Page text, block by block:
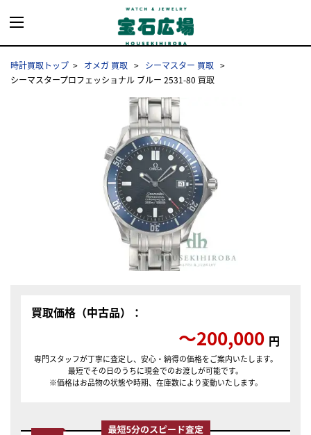
時計買取トップ オメガ 買取
シーマスター 買取
シーマスタープロフェッショナル ブルー 2531-80 買取
買取価格（中古品）：
〜200,000 円
専門スタッフが丁寧に査定し、安心・納得の価格をご案内いたします。
最短でその日のうちに現金でのお渡しが可能です。
※価格はお品物の状態や時期、在庫数により変動いたします。